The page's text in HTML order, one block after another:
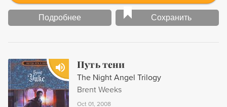
Подробнее Сохранить
Путь тени
The Night Angel Trilogy
Brent Weeks
Oct 01, 2008